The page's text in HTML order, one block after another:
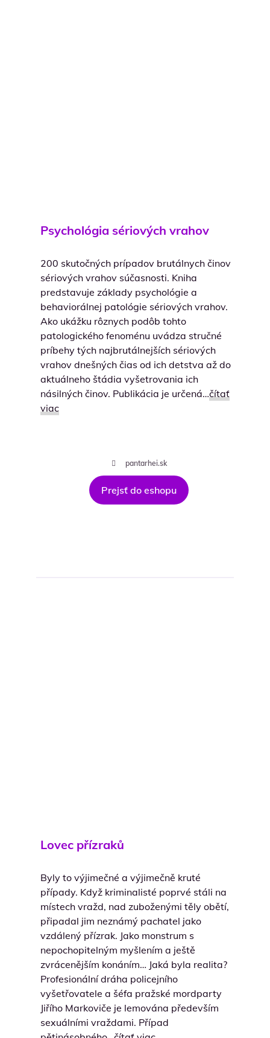
Psychológia sériových vrahov
200 skutočných prípadov brutálnych činov
sériových vrahov súčasnosti. Kniha
predstavuje základy psychológie a
behaviorálnej patológie sériových vrahov.
Ako ukážku rôznych podôb tohto
patologického fenoménu uvádza stručné
príbehy tých najbrutálnejších sériových
vrahov dnešných čias od ich detstva až do
aktuálneho štádia vyšetrovania ich
násilných činov. Publikácia je určená…čítať
viac
pantarhei.sk
Prejsť do eshopu
Lovec přízraků
Byly to výjimečné a výjimečně kruté
případy. Když kriminalisté poprvé stáli na
místech vražd, nad zuboženými těly obětí,
připadal jim neznámý pachatel jako
vzdálený přízrak. Jako monstrum s
nepochopitelným myšlením a ještě
zvrácenějším konáním… Jaká byla realita?
Profesionální dráha policejního
vyšetřovatele a šéfa pražské mordparty
Jiřího Markoviče je lemována především
sexuálními vraždami. Případ